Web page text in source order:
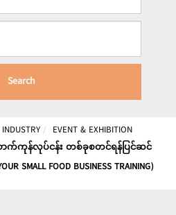
Search
EVENT & EXHIBITION
က်ကုန်လုပ်ငန်း တစ်ခုစတင်ရန်ပြင်ဆင်
SMALL FOOD BUSINESS TRAINING)